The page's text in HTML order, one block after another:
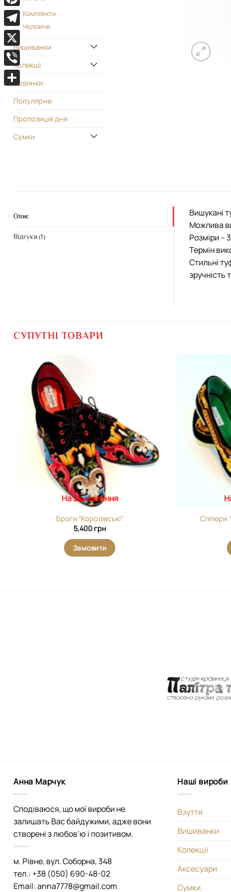
Комплекти
Чоловіче
Вишиванки
Колекціі
Новинки
Популярне
Пропозиція дня
Сумки
Опис
Відгуки (1)
Вишукані
Можлива
Розміри –
Термін
Стильні
зручність
СУПУТНІ ТОВАРИ
На замовлення
Броги “Королівські”
5,400 грн
Замовити
Сліпери
Анна Марчук
Сподіваюся, що мої вироби не
залишать Вас байдужими, адже вони
створені з любов’ю і позитивом.
м. Рівне, вул. Соборна, 348
тел.: +38 (050) 690-48-02
Email: anna7778@gmail.com
Наші вироби
Взуття
Вишиванки
Колекціі
Аксесуари
Сумки
Pinterest
Telegram
X
Viber